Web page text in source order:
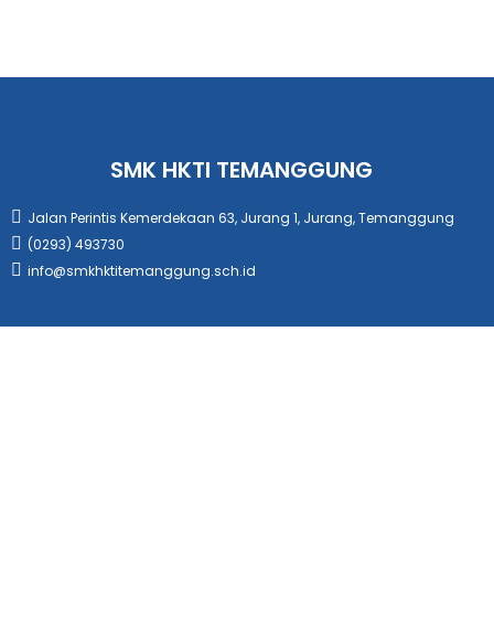
SMK HKTI TEMANGGUNG
Jalan Perintis Kemerdekaan 63, Jurang 1, Jurang, Temanggung
(0293) 493730
info@smkhktitemanggung.sch.id